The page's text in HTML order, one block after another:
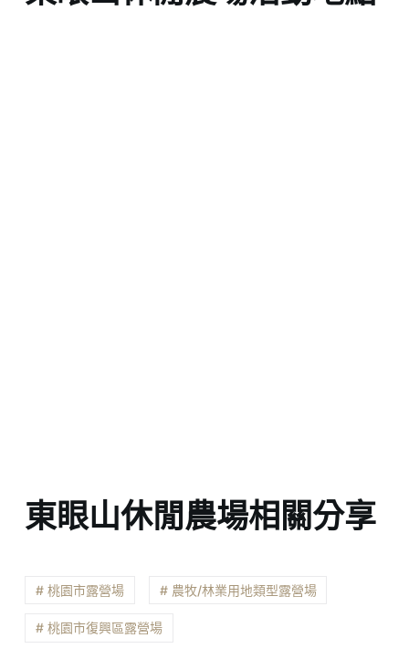
東眼山休閒農場相關分享
# 桃園市露營場 # 農牧/林業用地類型露營場
# 桃園市復興區露營場